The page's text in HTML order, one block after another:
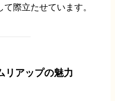
際立たせています。
リアップの魅力